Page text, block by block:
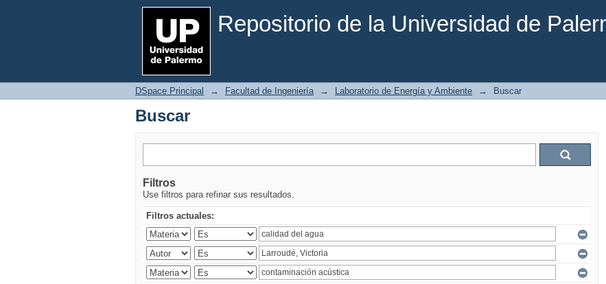
Repositorio de la Universidad de
Buscar
DSpace Principal → Facultad de Ingeniería → Laboratorio de Energía y Ambiente → Buscar
Buscar
Filtros
Use filtros para refinar sus resultados.
Filtros actuales: